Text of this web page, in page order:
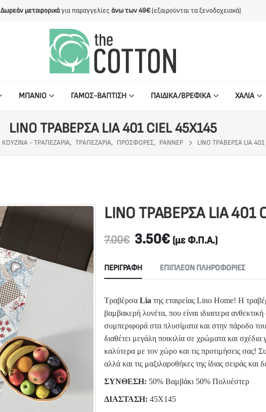
Δωρεάν μεταφορικάγια παραγγελίες άνω των 49€(εξαιρούνται τα ξενοδοχειακά)
ΜΠΑΝΙΟ ΓΑΜΟΣ-ΒΑΠΤΙΣΗ ΠΑΙΔΙΚΑ/ΒΡΕΦΙΚΑ ΧΑΛΙΑ
LINO ΤΡΑΒΕΡΣΑ LIA 401 CIEL 45X145
ΚΟΥΖΙΝΑ - ΤΡΑΠΕΖΑΡΙΑ, ΤΡΑΠΕΖΑΡΙΑ, ΠΡΟΣΦΟΡΕΣ, ΡΑΝΝΕΡ LINO ΤΡΑΒΕΡΣΑ LIA 401
LINO ΤΡΑΒΕΡΣΑ LIA 401
7.00€ 3.50€ (με Φ.Π.Α.)
ΠΕΡΙΓΡΑΦΉ ΕΠΙΠΛΈΟΝ ΠΛΗΡΟΦΟΡΊΕΣ
Τραβέρσα Lia της εταιρείας Lino Home! H
βαμβακερή λονέτα, που είναι ιδιαιτερα
συμπεριφορά στα πλυσίματα και στην πάροδο
διαθέτει μεγάλη ποικιλία σε χρώματα και σχέδια
καλύτερα με τον χώρο και τις προτιμήσεις σας!
αλλά και τις μαξιλαροθήκες της ίδιας σειράς
ΣΥΝΘΕΣΗ: 50% Βαμβάκι 50% Πολυέστερ
ΔΙΑΣΤΑΣΗ: 45Χ145